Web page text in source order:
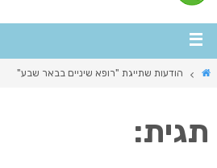
הודעות שתייגת "רופא שיניים בבאר שבע"
תגית: